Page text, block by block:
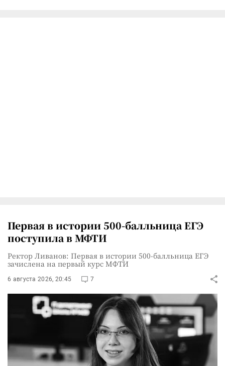
Первая в истории 500-балльница ЕГЭ
поступила в МФТИ
Ректор Ливанов: Первая в истории 500-балльница ЕГЭ
зачислена на первый курс МФТИ
6 августа 2026, 20:45 7